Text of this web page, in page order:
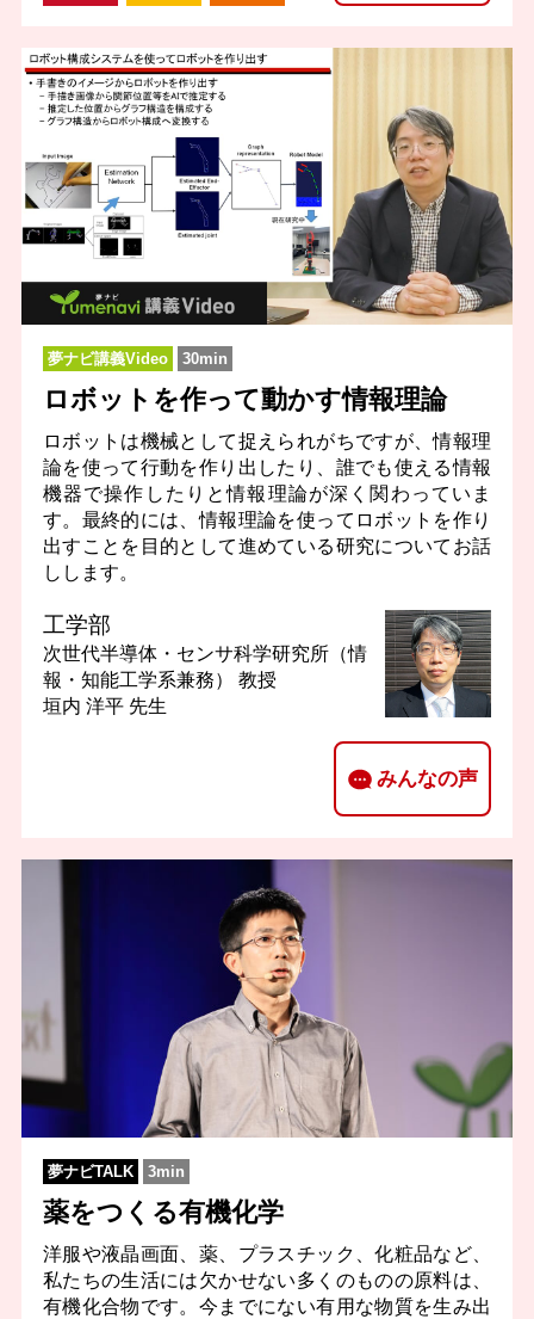
夢ナビ講義Video 30min
ロボットを作って動かす情報理論
ロボットは機械として捉えられがちですが、情報理
論を使って行動を作り出したり、誰でも使える情報
機器で操作したりと情報理論が深く関わっていま
す。最終的には、情報理論を使ってロボットを作り
出すことを目的として進めている研究についてお話
しします。
工学部
次世代半導体・センサ科学研究所（情
報・知能工学系兼務） 教授
垣内 洋平 先生
みんなの声
夢ナビTALK 3min
薬をつくる有機化学
洋服や液晶画面、薬、プラスチック、化粧品など、
私たちの生活には欠かせない多くのものの原料は、
有機化合物です。今までにない有用な物質を生み出